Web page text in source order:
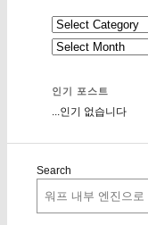
인기 포스트
...인기 없습니다
Search